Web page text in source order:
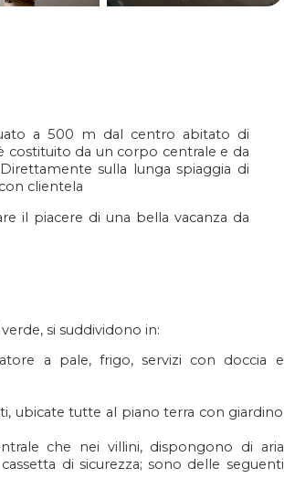
a 500 m dal centro abitato di
costituito da un corpo centrale e da
sulla lunga spiaggia di
clientela
il piacere di una bella vacanza da
si suddividono in:
a pale, frigo, servizi con doccia e
ubicate tutte al piano terra con giardino
che nei villini, dispongono di aria
di sicurezza; sono delle seguenti